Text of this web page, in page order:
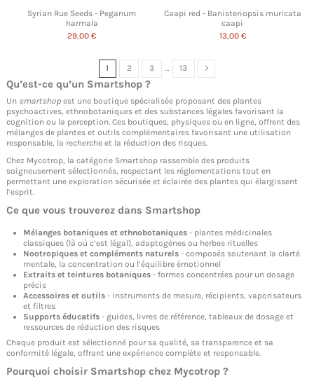
Syrian Rue Seeds - Peganum
harmala
29,00 €
Caapi red - Banisteriopsis muricata
caapi
13,00 €
1 2 3 … 13
Qu’est-ce qu’un Smartshop ?
Un smartshopest une boutique spécialisée proposant des plantes
psychoactives, ethnobotaniques et des substances légales favorisant la
cognition ou la perception. Ces boutiques, physiques ou en ligne, offrent des
mélanges de plantes et outils complémentaires favorisant une utilisation
responsable, la recherche et la réduction des risques.
Chez Mycotrop, la catégorie Smartshop rassemble des produits
soigneusement sélectionnés, respectant les réglementations tout en
permettant une exploration sécurisée et éclairée des plantes qui élargissent
l’esprit.
Ce que vous trouverez dans Smartshop
Mélanges botaniques et ethnobotaniques - plantes médicinales
classiques (là où c’est légal), adaptogènes ou herbes rituelles
Nootropiques et compléments naturels - composés soutenant la clarté
mentale, la concentration ou l’équilibre émotionnel
Extraits et teintures botaniques - formes concentrées pour un dosage
précis
Accessoires et outils - instruments de mesure, récipients, vaporisateurs
et filtres
Supports éducatifs - guides, livres de référence, tableaux de dosage et
ressources de réduction des risques
Chaque produit est sélectionné pour sa qualité, sa transparence et sa
conformité légale, offrant une expérience complète et responsable.
Pourquoi choisir Smartshop chez Mycotrop ?